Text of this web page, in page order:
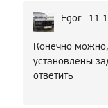
Egor
Конечно
установлены
ответить